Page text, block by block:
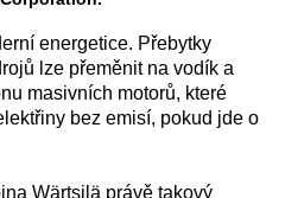
energetice. Přebytky
lze přeměnit na vodík a
masivních motorů, které
bez emisí, pokud jde o
Wärtsilä právě takový